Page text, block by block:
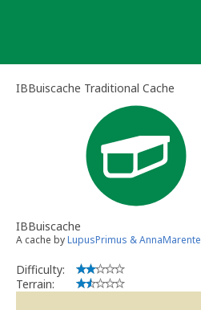
IBBuiscache Traditional Cache
IBBuiscache
A cache byLupusPrimus & AnnaMarente
Difficulty:
Terrain: